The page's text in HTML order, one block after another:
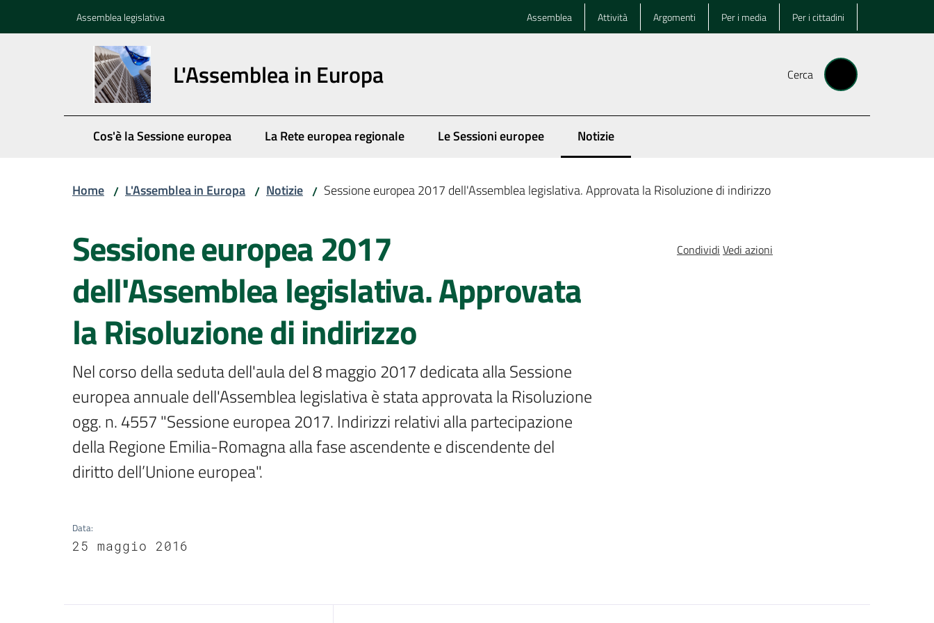
Assemblea legislativa Assemblea Attività Argomenti Per i media Per i cittadini
L'Assemblea in Europa Cerca
Cos'è la Sessione europea La Rete europea regionale Le Sessioni europee Notizie
Menu selezionato
Home / L'Assemblea in Europa / Notizie / Sessione europea 2017 dell'Assemblea legislativa. Approvata la Risoluzione di indirizzo
Sessione europea 2017
dell'Assemblea legislativa. Approvata
la Risoluzione di indirizzo
Nel corso della seduta dell'aula del 8 maggio 2017 dedicata alla Sessione
europea annuale dell'Assemblea legislativa è stata approvata la Risoluzione
ogg. n. 4557 "Sessione europea 2017. Indirizzi relativi alla partecipazione
della Regione Emilia-Romagna alla fase ascendente e discendente del
diritto dell’Unione europea".
Data:
25 maggio 2016
Condividi Vedi azioni